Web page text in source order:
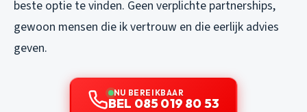
beste optie te vinden. Geen verplichte partnerships,
gewoon mensen die ik vertrouw en die eerlijk advies
geven.
NU BEREIKBAAR
BEL 085 019 80 53